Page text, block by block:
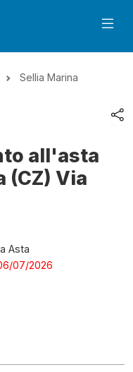
Sellia Marina
all'asta
(CZ) Via
Asta
07/2026